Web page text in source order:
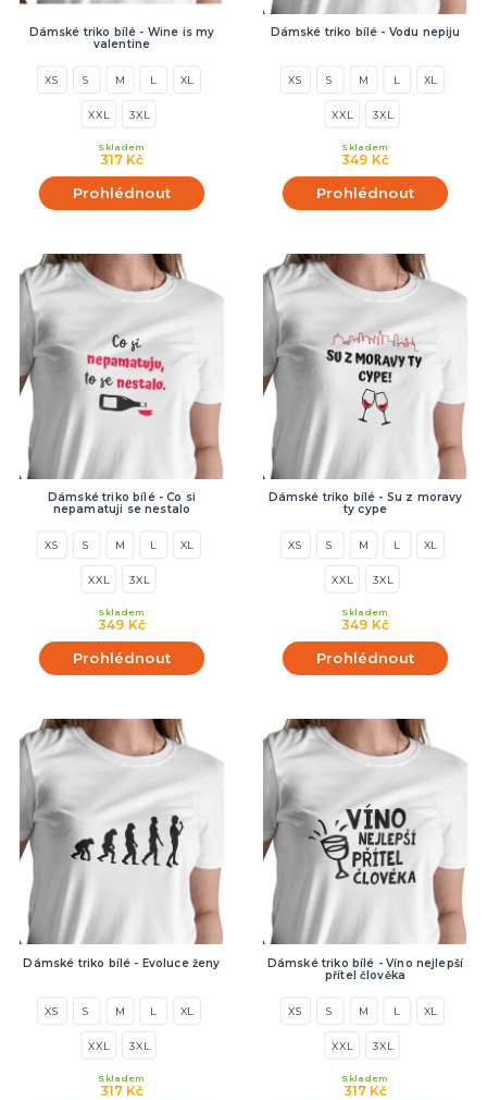
Dámské triko bílé - Wine is my
valentine
XS S M L XL
XXL 3XL
317 Kč
Skladem
Prohlédnout
Dámské triko bílé - Vodu nepiju
XS S M L XL
XXL 3XL
349 Kč
Skladem
Prohlédnout
Dámské triko bílé - Co si
nepamatuji se nestalo
XS S M L XL
XXL 3XL
349 Kč
Skladem
Prohlédnout
Dámské triko bílé - Su z moravy
ty cype
XS S M L XL
XXL 3XL
349 Kč
Skladem
Prohlédnout
Dámské triko bílé - Evoluce ženy
XS S M L XL
XXL 3XL
317 Kč
Skladem
Dámské triko bílé - Víno nejlepší
přítel člověka
XS S M L XL
XXL 3XL
317 Kč
Skladem